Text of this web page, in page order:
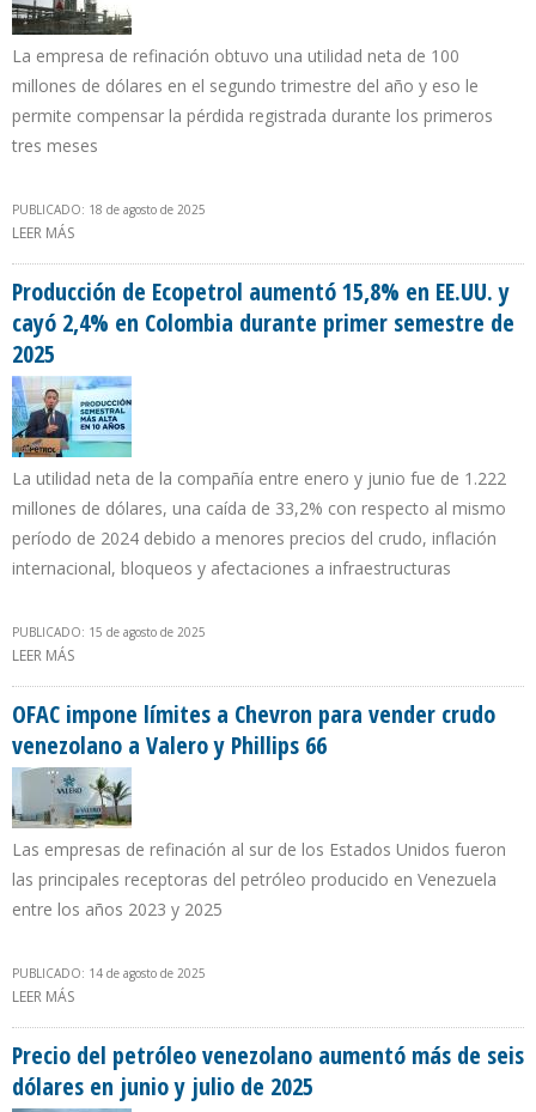
La empresa de refinación obtuvo una utilidad neta de 100
millones de dólares en el segundo trimestre del año y eso le
permite compensar la pérdida registrada durante los primeros
tres meses
PUBLICADO: 18 de agosto de 2025
LEER MÁS
Producción de Ecopetrol aumentó 15,8% en EE.UU. y
cayó 2,4% en Colombia durante primer semestre de
2025
La utilidad neta de la compañía entre enero y junio fue de 1.222
millones de dólares, una caída de 33,2% con respecto al mismo
período de 2024 debido a menores precios del crudo, inflación
internacional, bloqueos y afectaciones a infraestructuras
PUBLICADO: 15 de agosto de 2025
LEER MÁS
OFAC impone límites a Chevron para vender crudo
venezolano a Valero y Phillips 66
Las empresas de refinación al sur de los Estados Unidos fueron
las principales receptoras del petróleo producido en Venezuela
entre los años 2023 y 2025
PUBLICADO: 14 de agosto de 2025
LEER MÁS
Precio del petróleo venezolano aumentó más de seis
dólares en junio y julio de 2025